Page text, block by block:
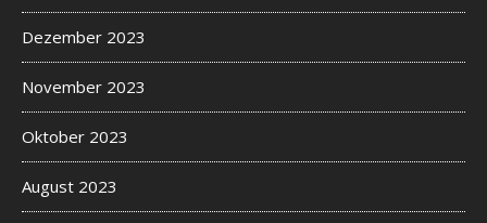
Dezember 2023
November 2023
Oktober 2023
August 2023